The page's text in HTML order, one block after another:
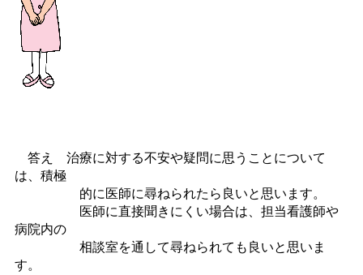
答え 治療に対する不安や疑問に思うことについて
は、積極
的に医師に尋ねられたら良いと思います。
医師に直接聞きにくい場合は、担当看護師や
病院内の
相談室を通して尋ねられても良いと思いま
す。